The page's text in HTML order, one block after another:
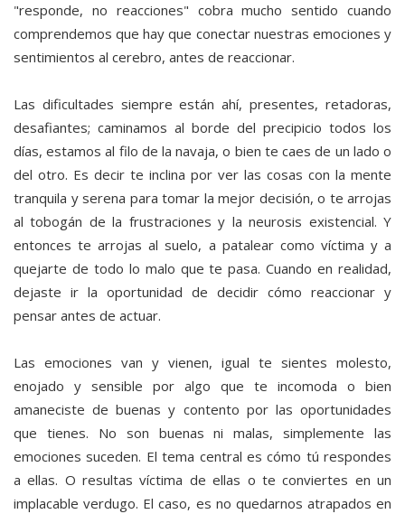
"responde, no reacciones" cobra mucho sentido cuando
comprendemos que hay que conectar nuestras emociones y
sentimientos al cerebro, antes de reaccionar.
Las dificultades siempre están ahí, presentes, retadoras,
desafiantes; caminamos al borde del precipicio todos los
días, estamos al filo de la navaja, o bien te caes de un lado o
del otro. Es decir te inclina por ver las cosas con la mente
tranquila y serena para tomar la mejor decisión, o te arrojas
al tobogán de la frustraciones y la neurosis existencial. Y
entonces te arrojas al suelo, a patalear como víctima y a
quejarte de todo lo malo que te pasa. Cuando en realidad,
dejaste ir la oportunidad de decidir cómo reaccionar y
pensar antes de actuar.
Las emociones van y vienen, igual te sientes molesto,
enojado y sensible por algo que te incomoda o bien
amaneciste de buenas y contento por las oportunidades
que tienes. No son buenas ni malas, simplemente las
emociones suceden. El tema central es cómo tú respondes
a ellas. O resultas víctima de ellas o te conviertes en un
implacable verdugo. El caso, es no quedarnos atrapados en